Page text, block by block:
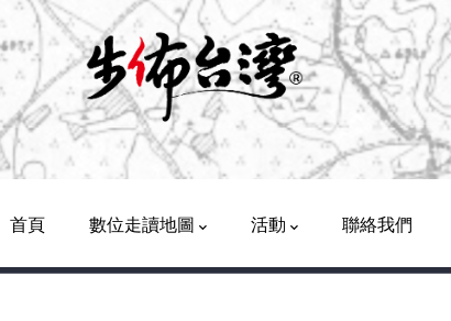
Navigation
首頁 數位走讀地圖 活動 聯絡我們